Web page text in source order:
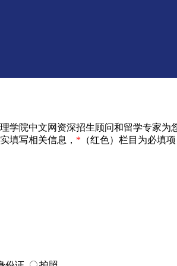
学院中文网资深招生顾问和留学专家为
填写相关信息， * （红色）栏目为必填项